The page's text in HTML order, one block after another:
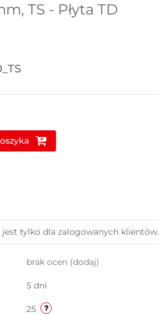
TS - Płyta TD
tylko dla zalogowanych klientów.
brak ocen (dodaj)
5 dni
25